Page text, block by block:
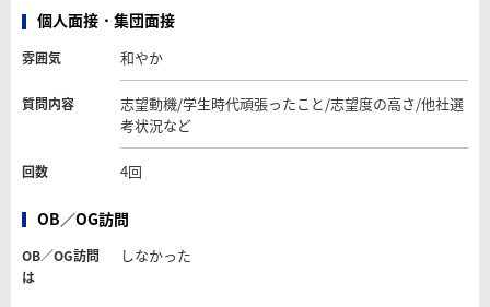
個人面接・集団面接
雰囲気 和やか
質問内容
志望動機/学生時代頑張ったこと/志望度の高さ/他社選
考状況など
回数 4回
OB／OG訪問
OB／OG訪問
は
しなかった